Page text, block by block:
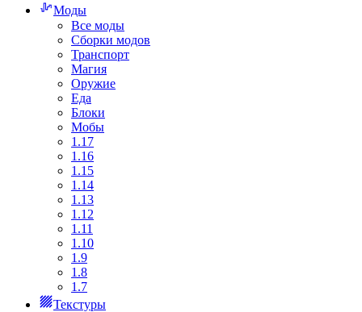
Моды
Все моды
Сборки модов
Транспорт
Магия
Оружие
Еда
Блоки
Мобы
1.17
1.16
1.15
1.14
1.13
1.12
1.11
1.10
1.9
1.8
1.7
Текстуры